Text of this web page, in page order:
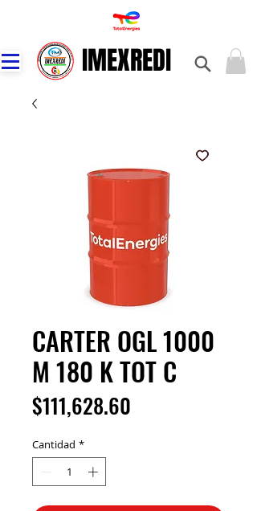
IMEXREDI
IMEXREDI
CARTER OGL 1000
M 180 K TOT C
$111,628.60
Cantidad *